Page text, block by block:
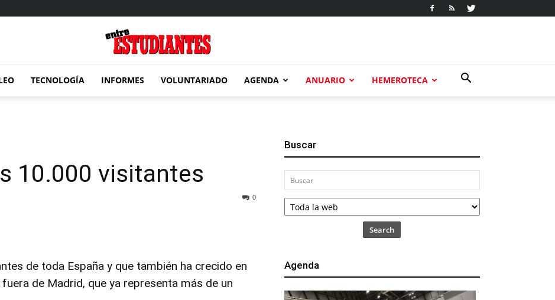
Estudiantes
TECNOLOGÍA INFORMES VOLUNTARIADO AGENDA ANUARIO HEMEROTECA
10.000 visitantes
0
de toda España y que también ha crecido en
de Madrid, que ya representa más de un
Buscar
Search
Agenda